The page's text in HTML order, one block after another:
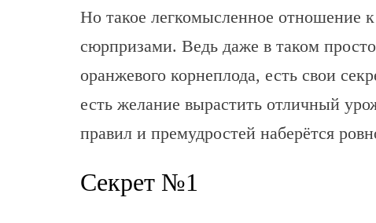
Но такое легкомысленное отношение
сюрпризами. Ведь даже в таком
оранжевого корнеплода, есть свои
есть желание вырастить отличный
правил и премудростей наберётся
Секрет №1